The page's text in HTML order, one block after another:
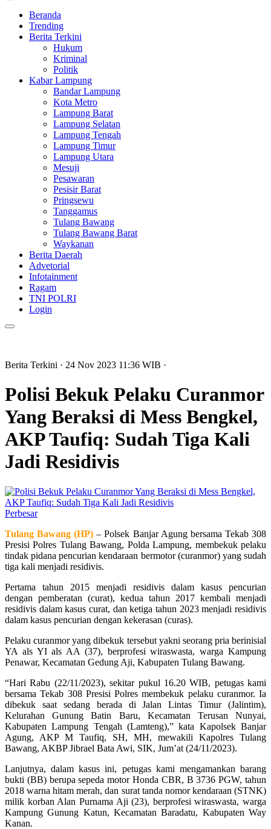
Beranda
Trending
Berita Terkini
Hukum
Kriminal
Politik
Kabar Lampung
Bandar Lampung
Kota Metro
Lampung Barat
Lampung Selatan
Lampung Tengah
Lampung Timur
Lampung Utara
Mesuji
Pesawaran
Pesisir Barat
Pringsewu
Tanggamus
Tulang Bawang
Tulang Bawang Barat
Waykanan
Berita Daerah
Advetorial
Infotainment
Ragam
TNI POLRI
Login
Berita Terkini · 24 Nov 2023 11:36 WIB ·
Polisi Bekuk Pelaku Curanmor
Yang Beraksi di Mess Bengkel,
AKP Taufiq: Sudah Tiga Kali
Jadi Residivis
Perbesar
Tulang Bawang (HP) – Polsek Banjar Agung bersama Tekab 308
Presisi Polres Tulang Bawang, Polda Lampung, membekuk pelaku
tindak pidana pencurian kendaraan bermotor (curanmor) yang sudah
tiga kali menjadi residivis.
Pertama tahun 2015 menjadi residivis dalam kasus pencurian
dengan pemberatan (curat), kedua tahun 2017 kembali menjadi
residivis dalam kasus curat, dan ketiga tahun 2023 menjadi residivis
dalam kasus pencurian dengan kekerasan (curas).
Pelaku curanmor yang dibekuk tersebut yakni seorang pria berinisial
YA als YI als AA (37), berprofesi wiraswasta, warga Kampung
Penawar, Kecamatan Gedung Aji, Kabupaten Tulang Bawang.
“Hari Rabu (22/11/2023), sekitar pukul 16.20 WIB, petugas kami
bersama Tekab 308 Presisi Polres membekuk pelaku curanmor. Ia
dibekuk saat sedang berada di Jalan Lintas Timur (Jalintim),
Kelurahan Gunung Batin Baru, Kecamatan Terusan Nunyai,
Kabupaten Lampung Tengah (Lamteng),” kata Kapolsek Banjar
Agung, AKP M Taufiq, SH, MH, mewakili Kapolres Tulang
Bawang, AKBP Jibrael Bata Awi, SIK, Jum’at (24/11/2023).
Lanjutnya, dalam kasus ini, petugas kami mengamankan barang
bukti (BB) berupa sepeda motor Honda CBR, B 3736 PGW, tahun
2018 warna hitam merah, dan surat tanda nomor kendaraan (STNK)
milik korban Alan Purnama Aji (23), berprofesi wiraswasta, warga
Kampung Gunung Katun, Kecamatan Baradatu, Kabupaten Way
Kanan.